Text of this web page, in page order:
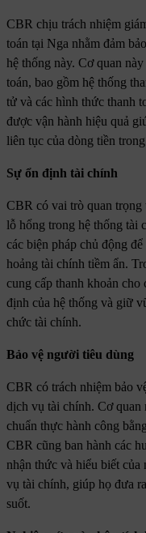
CBR chịu trách nhiệm
toán tại Nga nhằm đảm
hệ thống này. Cơ quan
toán, bao gồm hệ thống
tử và các hình thức thanh
được vận hành hiệu quả
liên tục của dòng tiền
Sự ổn định tài chính
CBR có vai trò quan trọng
lỗ hổng trong hệ thống tài
các biện pháp chủ động
hoảng tài chính tiềm ẩn.
cung cấp thanh khoản
định của hệ thống và giữ
chức tài chính.
Bảo vệ người tiêu dùng
CBR có trách nhiệm bảo
dịch vụ tài chính. Cơ quan
chuẩn thực hành công
CBR cũng ban hành các
nhận thức và hiểu biết của
vụ tài chính, giúp họ đưa
suốt.